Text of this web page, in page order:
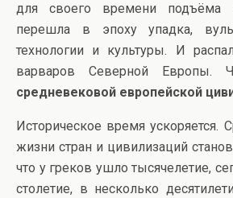
для своего времени подъёма
перешла в эпоху упадка,
технологии и культуры. И
варваров Северной Европы.
средневековой европейской
Историческое время ускоряется.
жизни стран и цивилизаций
что у греков ушло тысячелетие,
столетие, в несколько